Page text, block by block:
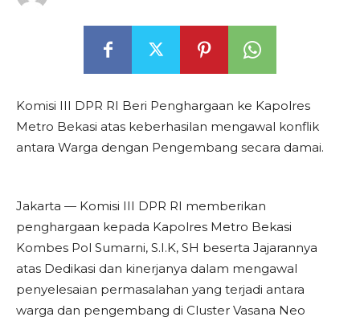
Komisi III DPR RI Beri Penghargaan ke Kapolres
Metro Bekasi atas keberhasilan mengawal konflik
antara Warga dengan Pengembang secara damai.
Jakarta — Komisi III DPR RI memberikan
penghargaan kepada Kapolres Metro Bekasi
Kombes Pol Sumarni, S.I.K, SH beserta Jajarannya
atas Dedikasi dan kinerjanya dalam mengawal
penyelesaian permasalahan yang terjadi antara
warga dan pengembang di Cluster Vasana Neo